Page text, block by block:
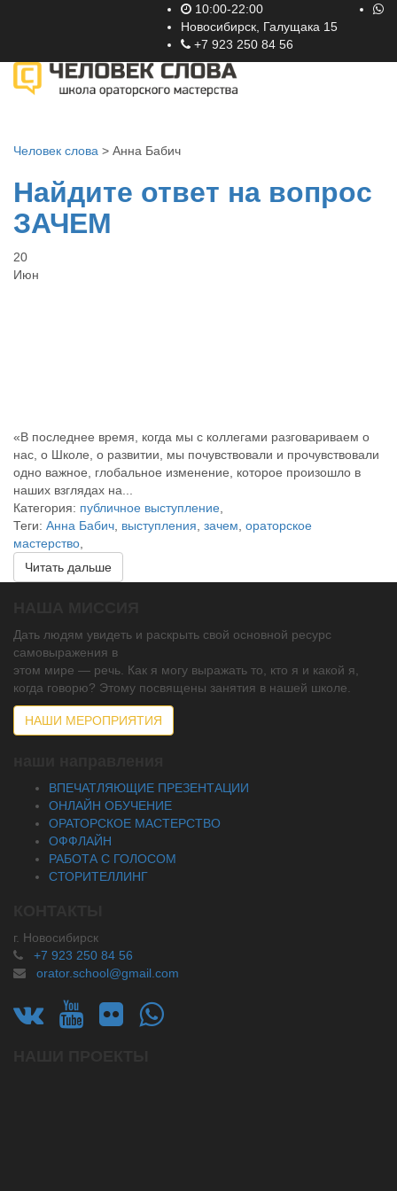
10:00-22:00
Новосибирск, Галущака 15
+7 923 250 84 56
Человек слова > Анна Бабич
Найдите ответ на вопрос
ЗАЧЕМ
20
Июн
«В последнее время, когда мы с коллегами разговариваем о
нас, о Школе, о развитии, мы почувствовали и прочувствовали
одно важное, глобальное изменение, которое произошло в
наших взглядах на...
Категория: публичное выступление
Теги: Анна Бабич выступления зачем ораторское
мастерство
Читать дальше
Дать людям увидеть и раскрыть свой основной ресурс
самовыражения в
этом мире — речь. Как я могу выражать то, кто я и какой я,
когда говорю? Этому посвящены занятия в нашей школе.
НАШИ МЕРОПРИЯТИЯ
ВПЕЧАТЛЯЮЩИЕ ПРЕЗЕНТАЦИИ
ОНЛАЙН ОБУЧЕНИЕ
ОРАТОРСКОЕ МАСТЕРСТВО
ОФФЛАЙН
РАБОТА С ГОЛОСОМ
СТОРИТЕЛЛИНГ
г. Новосибирск
+7 923 250 84 56
orator.school@gmail.com